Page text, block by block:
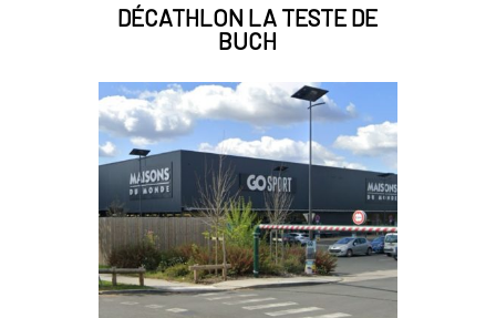
DÉCATHLON LA TESTE DE
BUCH